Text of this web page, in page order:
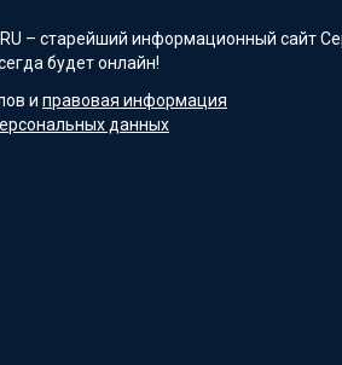
– старейший информационный сайт
будет онлайн!
и правовая информация
данных